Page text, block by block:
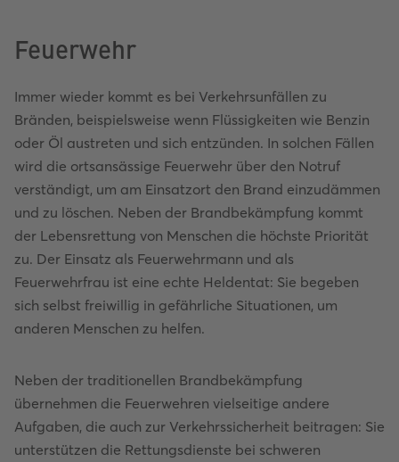
Feuerwehr
Immer wieder kommt es bei Verkehrsunfällen zu
Bränden, beispielsweise wenn Flüssigkeiten wie Benzin
oder Öl austreten und sich entzünden. In solchen Fällen
wird die ortsansässige Feuerwehr über den Notruf
verständigt, um am Einsatzort den Brand einzudämmen
und zu löschen. Neben der Brandbekämpfung kommt
der Lebensrettung von Menschen die höchste Priorität
zu. Der Einsatz als Feuerwehrmann und als
Feuerwehrfrau ist eine echte Heldentat: Sie begeben
sich selbst freiwillig in gefährliche Situationen, um
anderen Menschen zu helfen.
Neben der traditionellen Brandbekämpfung
übernehmen die Feuerwehren vielseitige andere
Aufgaben, die auch zur Verkehrssicherheit beitragen: Sie
unterstützen die Rettungsdienste bei schweren